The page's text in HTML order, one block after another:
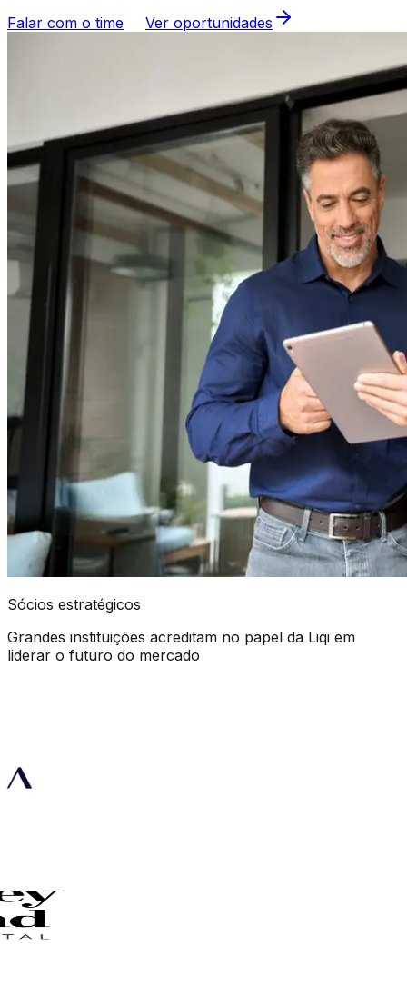
Falar com o time Ver oportunidades
Sócios estratégicos
Grandes instituições acreditam no papel da Liqi em
liderar o futuro do mercado